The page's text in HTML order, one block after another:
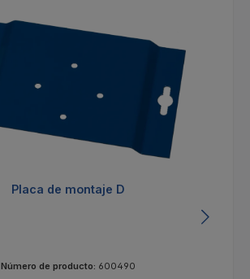
Placa de montaje D
Número de producto: 600490